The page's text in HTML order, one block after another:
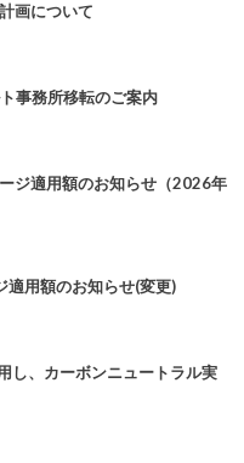
画について
事務所移転のご案内
ジ適用額のお知らせ（2026年
用額のお知らせ(変更)
し、カーボンニュートラル実